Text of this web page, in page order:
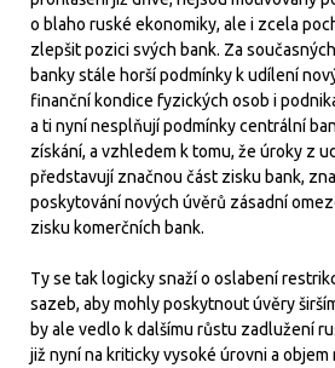
o blaho ruské ekonomiky, ale i zcela
zlepšit pozici svých bank. Za
banky stále horší podmínky k udílení
finanční kondice fyzických osob i
a ti nyní nesplňují podmínky centrální
získání, a vzhledem k tomu, že úroky z
představují značnou část zisku bank,
poskytování nových úvěrů zásadní
zisku komerčních bank.
Ty se tak logicky snaží o oslabení
sazeb, aby mohly poskytnout úvěry
by ale vedlo k dalšímu růstu zadlužení
již nyní na kriticky vysoké úrovni a